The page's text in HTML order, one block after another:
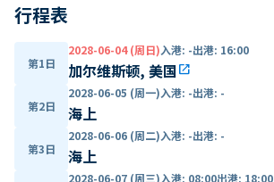
行程表
第1日
2028-06-04 (周日)入港: -出港: 16:00
加尔维斯顿, 美国open_in_new
第2日
2028-06-05 (周一)入港: -出港: -
海上
第3日
2028-06-06 (周二)入港: -出港: -
海上
2028-06-07 (周三)入港: 08:00出港: 18:00